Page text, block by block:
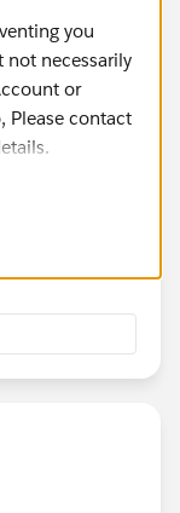
you
not necessarily
or
Please contact